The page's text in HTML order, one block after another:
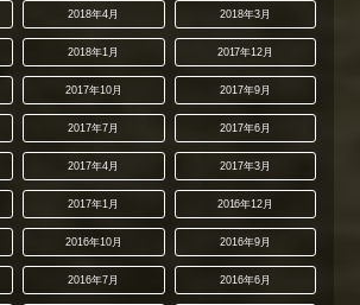
2018年4月 2018年3月
2018年1月 2017年12月
2017年10月 2017年9月
2017年7月 2017年6月
2017年4月 2017年3月
2017年1月 2016年12月
2016年10月 2016年9月
2016年7月 2016年6月